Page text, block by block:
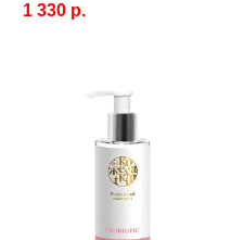
1 330 р.